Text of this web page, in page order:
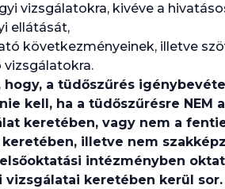
vizsgálatokra, kivéve a
ellátását,
következményeinek, illetve
a tüdőszűrés
kell, ha a tüdőszűrésre NEM
keretében, vagy nem a
illetve nem
intézményben
vizsgálatai keretében kerül sor.